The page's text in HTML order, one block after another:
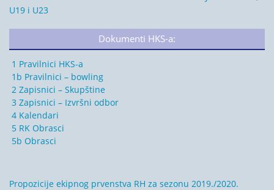
U19 i U23
Dokumenti HKS-a:
1 Pravilnici HKS-a
1b Pravilnici – bowling
2 Zapisnici – Skupštine
3 Zapisnici – Izvršni odbor
4 Kalendari
5 RK Obrasci
5b Obrasci
Propozicije ekipnog prvenstva RH za sezonu 2019./2020.